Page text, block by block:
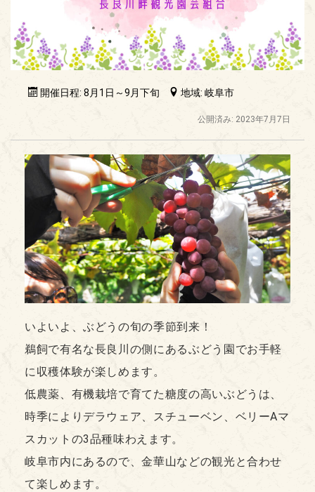
開催日程: 8月1日～9月下旬 地域: 岐阜市
公開済み: 2023年7月7日
いよいよ、ぶどうの旬の季節到来！
鵜飼で有名な長良川の側にあるぶどう園でお手軽
に収穫体験が楽しめます。
低農薬、有機栽培で育てた糖度の高いぶどうは、
時季によりデラウェア、スチューベン、ベリーAマ
スカットの3品種味わえます。
岐阜市内にあるので、金華山などの観光と合わせ
て楽しめます。